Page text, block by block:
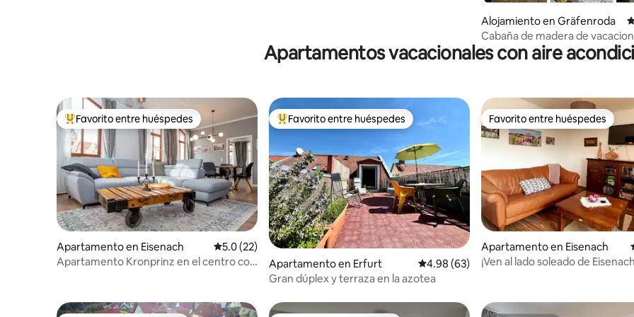
Alojamiento en Gräfenroda
Cabaña de madera de
Gräfenroda junto al río con
leña
Apartamentos vacacionales con aire
Favorito entre huéspedes preferido
Favorito entre huéspedes
Apartamento en Eisenach Calificación promedio: 5.0 de 5, 22 reseñas
5.0 (22)
Apartamento Kronprinz en el centro con
Favorito entre huéspedes preferido
Favorito entre huéspedes
Apartamento en Erfurt Calificación promedio: 4.98 de 5, 63 reseñas
4.98 (63)
Gran dúplex y terraza en la azotea
Favorito entre huéspedes
Favorito entre huéspedes
Apartamento en Eisenach
¡Ven al lado soleado de